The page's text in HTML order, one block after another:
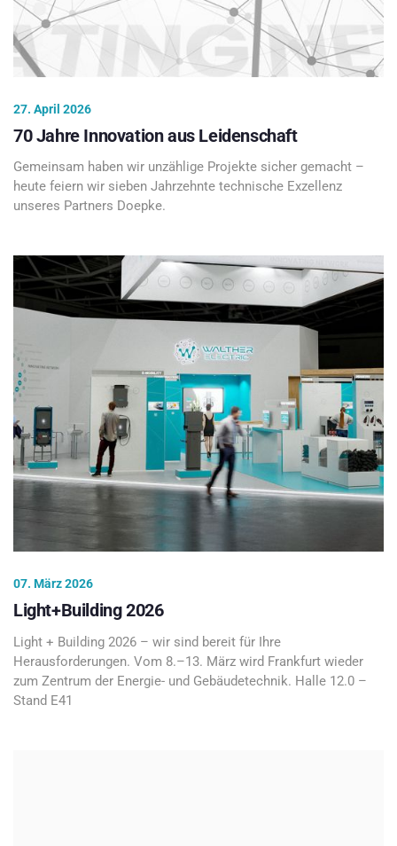
27. April 2026
70 Jahre Innovation aus Leidenschaft
Gemeinsam haben wir unzählige Projekte sicher gemacht –
heute feiern wir sieben Jahrzehnte technische Exzellenz
unseres Partners Doepke.
07. März 2026
Light+Building 2026
Light + Building 2026 – wir sind bereit für Ihre
Herausforderungen. Vom 8.–13. März wird Frankfurt wieder
zum Zentrum der Energie- und Gebäudetechnik. Halle 12.0 –
Stand E41